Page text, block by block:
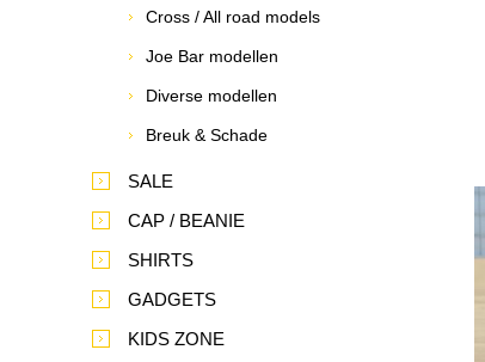
Cross / All road models
Joe Bar modellen
Diverse modellen
Breuk & Schade
SALE
CAP / BEANIE
SHIRTS
GADGETS
KIDS ZONE